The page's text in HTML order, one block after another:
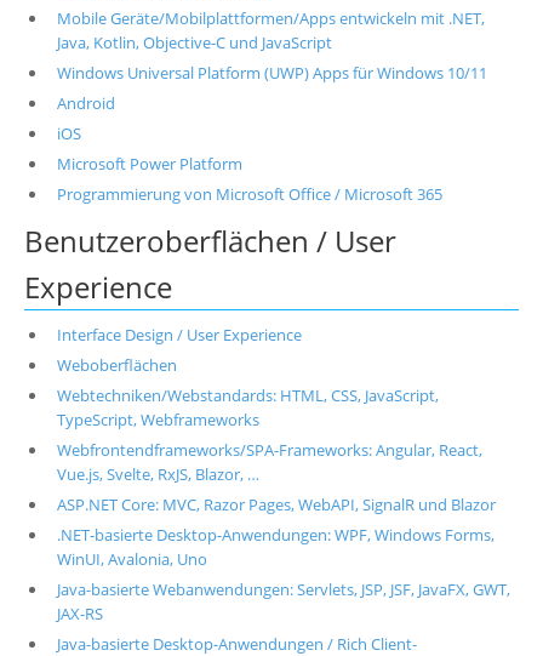
Mobile Geräte/Mobilplattformen/Apps entwickeln mit .NET,
Java, Kotlin, Objective-C und JavaScript
Windows Universal Platform (UWP) Apps für Windows 10/11
Android
iOS
Microsoft Power Platform
Programmierung von Microsoft Office / Microsoft 365
Benutzeroberflächen / User
Experience
Interface Design / User Experience
Weboberflächen
Webtechniken/Webstandards: HTML, CSS, JavaScript,
TypeScript, Webframeworks
Webfrontendframeworks/SPA-Frameworks: Angular, React,
Vue.js, Svelte, RxJS, Blazor, …
ASP.NET Core: MVC, Razor Pages, WebAPI, SignalR und Blazor
.NET-basierte Desktop-Anwendungen: WPF, Windows Forms,
WinUI, Avalonia, Uno
Java-basierte Webanwendungen: Servlets, JSP, JSF, JavaFX, GWT,
JAX-RS
Java-basierte Desktop-Anwendungen / Rich Client-